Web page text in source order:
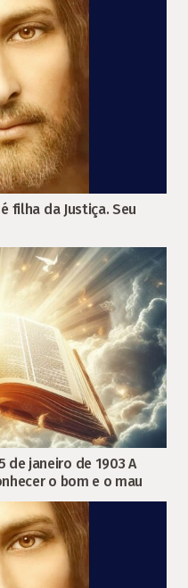
filha da Justiça. Seu
de janeiro de 1903 A
o bom e o mau